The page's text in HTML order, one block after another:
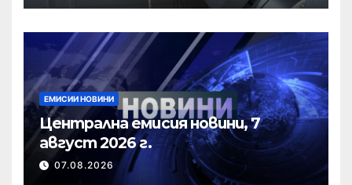
ЕМИСИИ НОВИНИ
Централна емисия новини, 7
август 2026 г.
07.08.2026